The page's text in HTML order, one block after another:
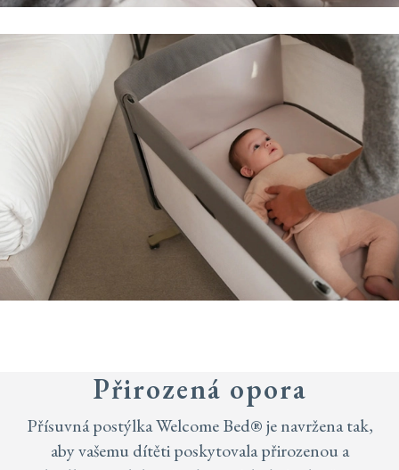
Přirozená opora
Přísuvná postýlka Welcome Bed® je navržena tak,
aby vašemu dítěti poskytovala přirozenou a